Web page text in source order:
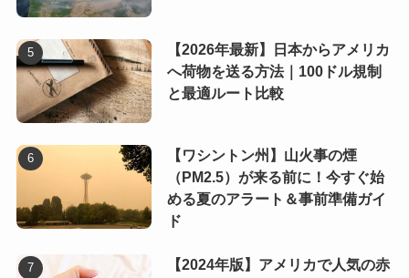
【2026年最新】日本からアメリカ
へ荷物を送る方法｜100ドル規制
と最適ルート比較
【ワシントン州】山火事の煙
（PM2.5）が来る前に！今すぐ始
める夏のアラート＆事前準備ガイ
ド
【2024年版】アメリカで人気の赤